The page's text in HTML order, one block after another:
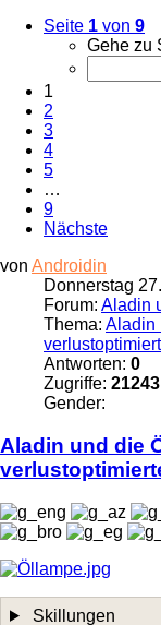
Seite 1 von 9
Gehe zu
1
2
3
4
5
…
9
Nächste
von Androidin
Donnerstag
Forum: Aladin
Thema: Aladin
Antworten: 0
Zugriffe: 21243
Gender:
Aladin und die
Skillungen